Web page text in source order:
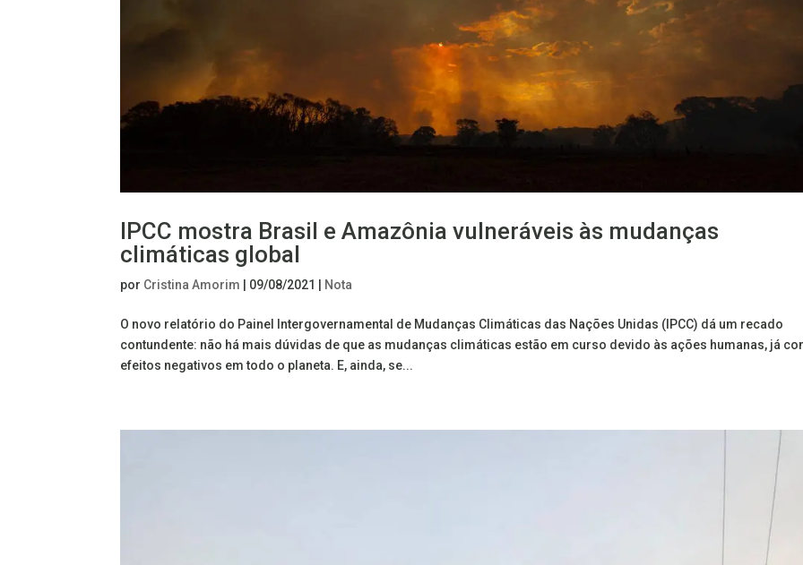
IPCC mostra Brasil e Amazônia vulneráveis às mudanças
climáticas global
por Cristina Amorim 09/08/2021 Nota
O novo relatório do Painel Intergovernamental de Mudanças Climáticas das Nações Unidas (IPCC) dá um recado
contundente: não há mais dúvidas de que as mudanças climáticas estão em curso devido às ações humanas, já
efeitos negativos em todo o planeta. E, ainda, se...